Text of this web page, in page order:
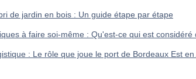
de jardin en bois : Un guide étape par étape
à faire soi-même : Qu'est-ce qui est considéré
: Le rôle que joue le port de Bordeaux Est en